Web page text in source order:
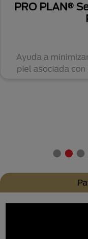
PRO PLAN®
Ayuda a
piel asociada